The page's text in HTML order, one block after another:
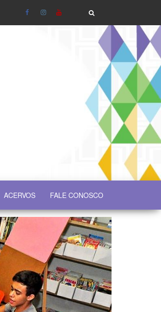
ACERVOS FALE CONOSCO